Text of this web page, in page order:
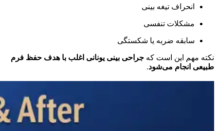
انحراف تیغه بینی
مشکلات تنفسی
سابقه ضربه یا شکستگی
نکته مهم این است که جراحی بینی یونانی اغلب با هدف حفظ فرم
طبیعی انجام می‌شود.